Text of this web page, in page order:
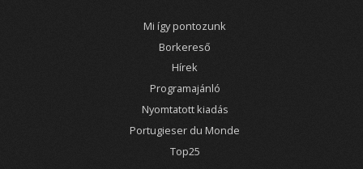
Mi így pontozunk
Borkereső
Hírek
Programajánló
Nyomtatott kiadás
Portugieser du Monde
Top25